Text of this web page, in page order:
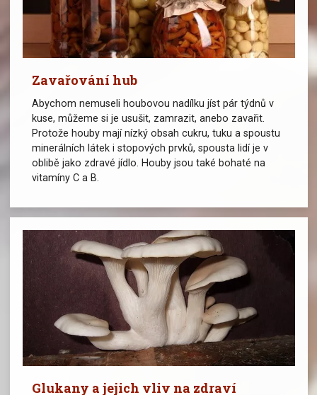
Zavařování hub
Abychom nemuseli houbovou nadílku jíst pár týdnů v
kuse, můžeme si je usušit, zamrazit, anebo zavařit.
Protože houby mají nízký obsah cukru, tuku a spoustu
minerálních látek i stopových prvků, spousta lidí je v
oblibě jako zdravé jídlo. Houby jsou také bohaté na
vitamíny C a B.
Glukany a jejich vliv na zdraví